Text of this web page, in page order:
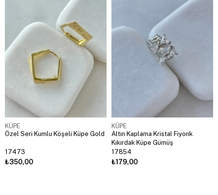
KÜPE
Özel Seri Kumlu Köşeli Küpe Gold
17473
₺350,00
KÜPE
Altın Kaplama Kristal Fiyonk
Kıkırdak Küpe Gümüş
17854
₺179,00